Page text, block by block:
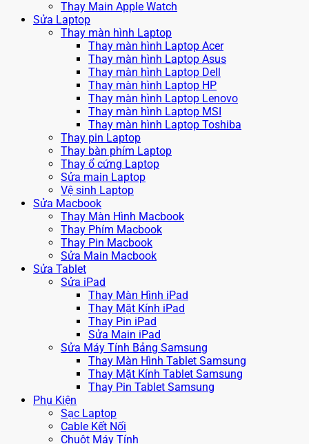
Thay Main Apple Watch
Sửa Laptop
Thay màn hình Laptop
Thay màn hình Laptop Acer
Thay màn hình Laptop Asus
Thay màn hình Laptop Dell
Thay màn hình Laptop HP
Thay màn hình Laptop Lenovo
Thay màn hình Laptop MSI
Thay màn hình Laptop Toshiba
Thay pin Laptop
Thay bàn phím Laptop
Thay ổ cứng Laptop
Sửa main Laptop
Vệ sinh Laptop
Sửa Macbook
Thay Màn Hình Macbook
Thay Phím Macbook
Thay Pin Macbook
Sửa Main Macbook
Sửa Tablet
Sửa iPad
Thay Màn Hình iPad
Thay Mặt Kính iPad
Thay Pin iPad
Sửa Main iPad
Sửa Máy Tính Bảng Samsung
Thay Màn Hình Tablet Samsung
Thay Mặt Kính Tablet Samsung
Thay Pin Tablet Samsung
Phụ Kiện
Sạc Laptop
Cable Kết Nối
Chuột Máy Tính